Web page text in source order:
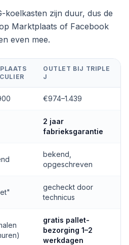
koelkasten zijn duur, dus de
Marktplaats of Facebook
even mee.
OUTLET BIJ TRIPLE
J
€974–1.439
2 jaar
fabrieksgarantie
bekend,
opgeschreven
gecheckt door
technicus
gratis pallet-
bezorging 1–2
werkdagen